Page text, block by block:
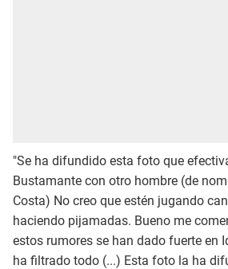
"Se ha difundido esta foto que
Bustamante con otro hombre (de
Costa) No creo que estén jugando
haciendo pijamadas. Bueno me
estos rumores se han dado fuerte en
ha filtrado todo (...) Esta foto la ha